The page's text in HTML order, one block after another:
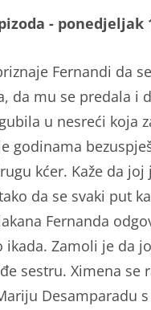
- ponedjeljak
Fernandi da
da mu se predala i
u nesreći koja
godinama
kćer. Kaže da
da se svaki put
Fernanda
ikada. Zamoli je da
sestru. Ximena se
Desamparadu